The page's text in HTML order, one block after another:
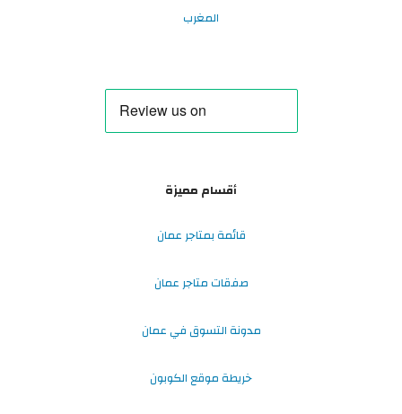
المغرب
أقسام مميزة
قائمة بمتاجر عمان
صفقات متاجر عمان
مدونة التسوق في عمان
خريطة موقع الكوبون